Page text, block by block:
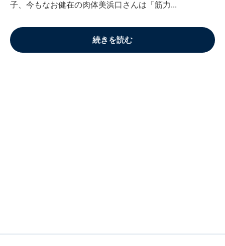
子、今もなお健在の肉体美浜口さんは「筋力...
続きを読む